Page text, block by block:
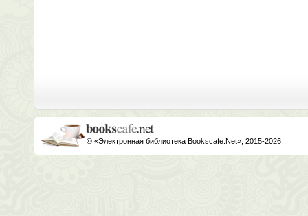
© «Электронная библиотека Bookscafe.Net», 2015-2026